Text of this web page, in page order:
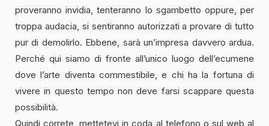
proveranno invidia, tenteranno lo sgambetto oppure, per
troppa audacia, si sentiranno autorizzati a provare di tutto
pur di demolirlo. Ebbene, sarà un’impresa davvero ardua.
Perché qui siamo di fronte all’unico luogo dell’ecumene
dove l’arte diventa commestibile, e chi ha la fortuna di
vivere in questo tempo non deve farsi scappare questa
possibilità.
Quindi correte, mettetevi in coda al telefono o sul web al